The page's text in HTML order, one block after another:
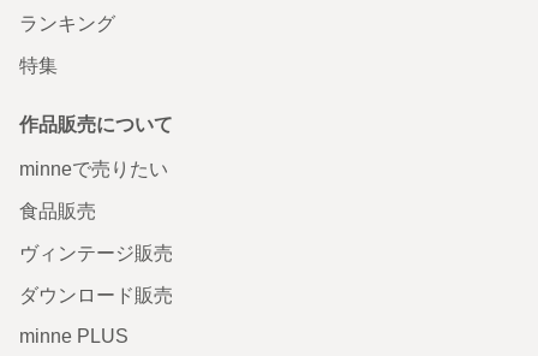
ランキング
特集
作品販売について
minneで売りたい
食品販売
ヴィンテージ販売
ダウンロード販売
minne PLUS